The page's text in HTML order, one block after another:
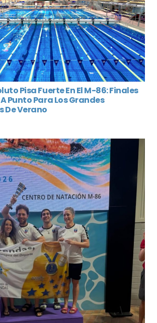
Pisa Fuerte En El M-86: Finales
A Punto Para Los Grandes
De Verano